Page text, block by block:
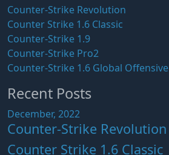
Counter-Strike Revolution
Counter Strike 1.6 Classic
Counter-Strike 1.9
Counter-Strike Pro2
Counter-Strike 1.6 Global Offensive
Recent Posts
December, 2022
Counter-Strike Revolution
Counter Strike 1.6 Classic